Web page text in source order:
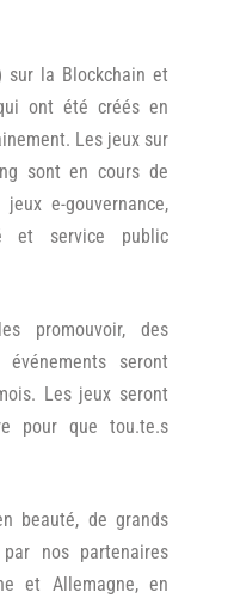
sur la Blockchain et
ont été créés en
Les jeux sur
sont en cours de
e-gouvernance,
et service public
promouvoir, des
seront
Les jeux seront
pour que tou.te.s
beauté, de grands
nos partenaires
et Allemagne, en